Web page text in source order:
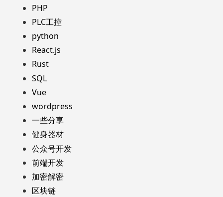
PHP
PLC工控
python
React.js
Rust
SQL
Vue
wordpress
一些分享
健身器材
公众号开发
前端开发
加密解密
区块链